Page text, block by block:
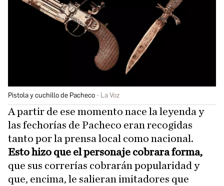
Pistola y cuchillo de Pacheco La Voz
A partir de ese momento nace la leyenda y
las fechorías de Pacheco eran recogidas
tanto por la prensa local como nacional.
Esto hizo que el personaje cobrara forma,
que sus correrías cobrarán popularidad y
que, encima, le salieran imitadores que